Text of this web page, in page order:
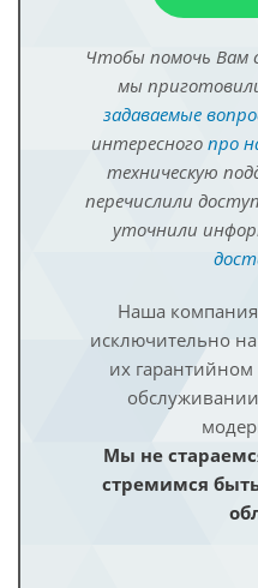
Чтобы помочь Вам
мы
задаваемые
интересного про
техническую
перечислили
уточнили
Наша компания
исключительно
их
Мы не
стремимся